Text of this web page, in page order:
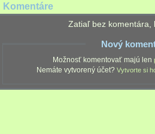
Komentáre
Zatiaľ bez komentára,
Nový
Možnosť komentovať majú len
Nemáte vytvorený účet? Vytvorte si